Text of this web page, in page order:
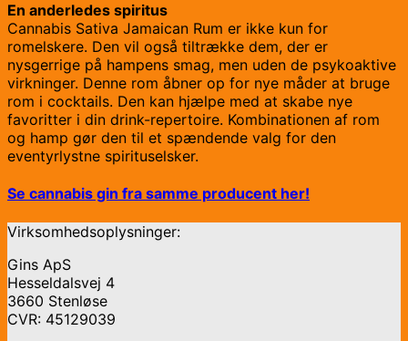
En anderledes spiritus
Cannabis Sativa Jamaican Rum er ikke kun for
romelskere. Den vil også tiltrække dem, der er
nysgerrige på hampens smag, men uden de psykoaktive
virkninger. Denne rom åbner op for nye måder at bruge
rom i cocktails. Den kan hjælpe med at skabe nye
favoritter i din drink-repertoire. Kombinationen af rom
og hamp gør den til et spændende valg for den
eventyrlystne spirituselsker.
Se cannabis gin fra samme producent her!
Virksomhedsoplysninger:
Gins ApS
Hesseldalsvej 4
3660 Stenløse
CVR: 45129039